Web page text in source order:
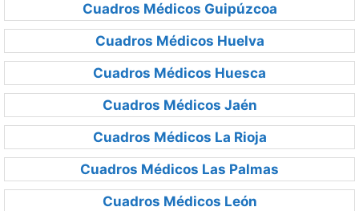
Cuadros Médicos Guipúzcoa
Cuadros Médicos Huelva
Cuadros Médicos Huesca
Cuadros Médicos Jaén
Cuadros Médicos La Rioja
Cuadros Médicos Las Palmas
Cuadros Médicos León